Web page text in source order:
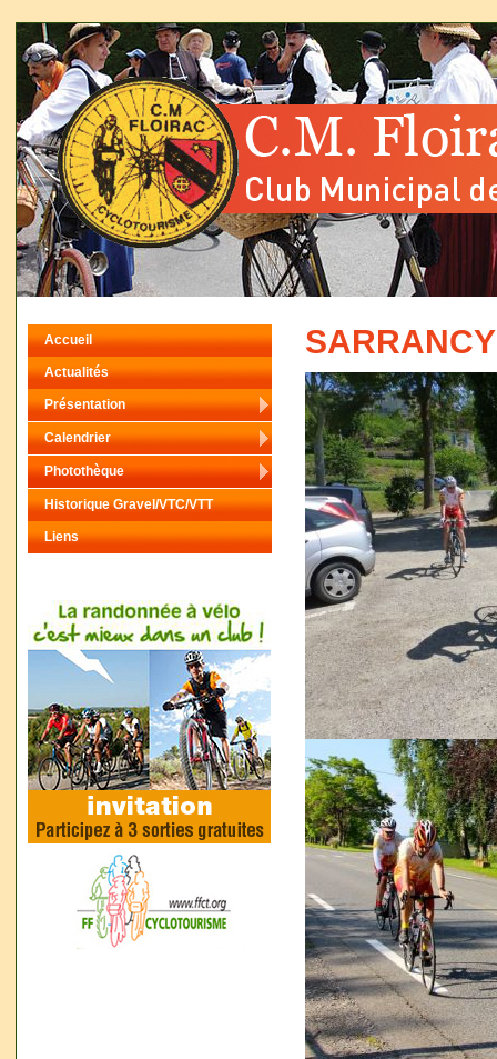
Accueil
Actualités
Présentation
Calendrier
Photothèque
Historique Gravel/VTC/VTT
Liens